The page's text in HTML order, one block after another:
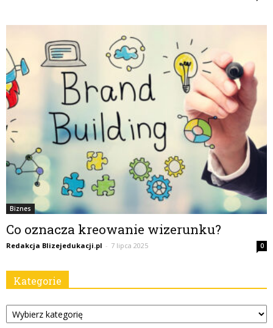
Biznes
Co oznacza kreowanie wizerunku?
Redakcja Blizejedukacji.pl - 7 lipca 2025 0
Kategorie
Kategorie